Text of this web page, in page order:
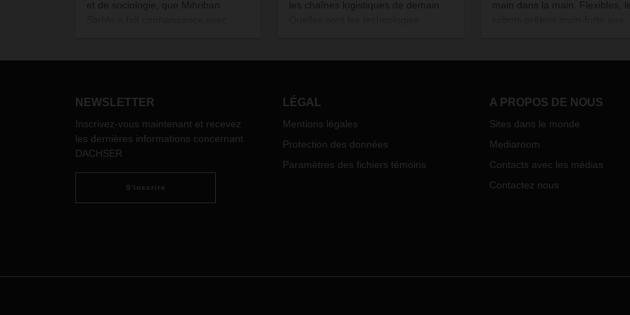
et de sociologie, que Mihriban
rôle de responsable de la flotte
l’agence de Kornwestheim.
les chaînes logistiques de demain.
Immersion dans un domaine aux
main dans la main. Flexibles,
Une collaboration qui s’avère
NEWSLETTER
Inscrivez-vous maintenant et recevez
les dernières informations concernant
DACHSER
S'inscrire
LÉGAL
Mentions légales
Protection des données
Paramètres des fichiers témoins
A PROPOS DE NOUS
Sites dans le monde
Mediaroom
Contacts avec les médias
Contactez nous